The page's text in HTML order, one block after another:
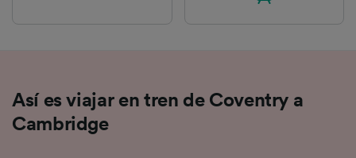
Así es viajar en tren de Coventry a
Cambridge